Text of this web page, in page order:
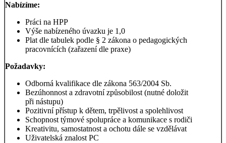
Nabízíme:
Práci na HPP
Výše nabízeného úvazku je 1,0
Plat dle tabulek podle § 2 zákona o pedagogických
pracovnících (zařazení dle praxe)
Požadavky:
Odborná kvalifikace dle zákona 563/2004 Sb.
Bezúhonnost a zdravotní způsobilost (nutné doložit
při nástupu)
Pozitivní přístup k dětem, trpělivost a spolehlivost
Schopnost týmové spolupráce a komunikace s rodiči
Kreativitu, samostatnost a ochotu dále se vzdělávat
Uživatelská znalost PC